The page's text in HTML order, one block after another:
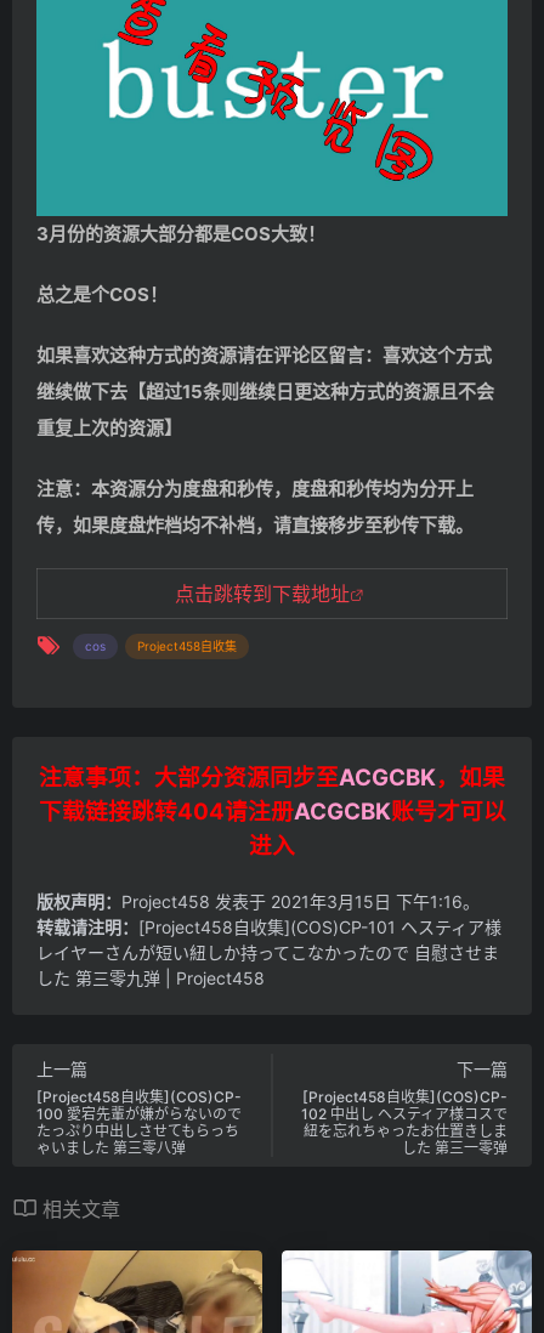
3月份的资源大部分都是COS大致！
总之是个COS！
如果喜欢这种方式的资源请在评论区留言：喜欢这个方式
继续做下去【超过15条则继续日更这种方式的资源且不会
重复上次的资源】
注意：本资源分为度盘和秒传，度盘和秒传均为分开上
传，如果度盘炸档均不补档，请直接移步至秒传下载。
点击跳转到下载地址
cos Project458自收集
注意事项：大部分资源同步至ACGCBK，如果
下载链接跳转404请注册ACGCBK账号才可以
进入
版权声明： Project458 发表于 2021年3月15日 下午1:16。
转载请注明：
[Project458自收集](COS)CP-101 ヘスティア様
レイヤーさんが短い紐しか持ってこなかったので 自慰させま
した 第三零九弹 | Project458
上一篇
[Project458自收集](COS)CP-
100 愛宕先輩が嫌がらないので
たっぷり中出しさせてもらっち
ゃいました 第三零八弹
下一篇
[Project458自收集](COS)CP-
102 中出し ヘスティア様コスで
紐を忘れちゃったお仕置きしま
した 第三一零弹
相关文章